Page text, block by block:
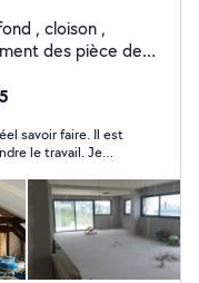
, cloison ,
des pièce de
est
le travail. Je